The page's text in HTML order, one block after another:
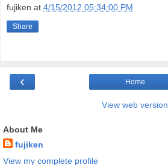
fujiken at 4/15/2012 05:34:00 PM
Share
‹ Home
View web version
About Me
fujiken
View my complete profile